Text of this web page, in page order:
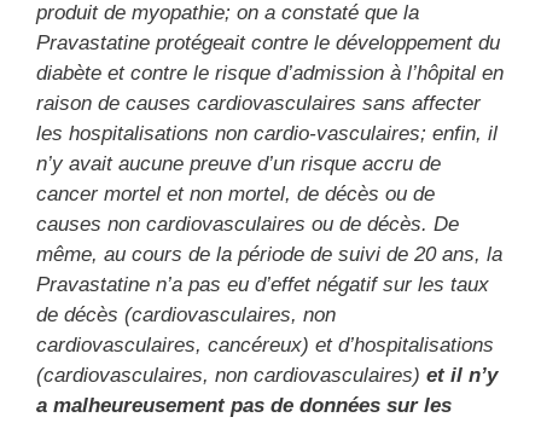
produit de myopathie; on a constaté que la
Pravastatine protégeait contre le développement du
diabète et contre le risque d’admission à l’hôpital en
raison de causes cardiovasculaires sans affecter
les hospitalisations non cardio-vasculaires; enfin, il
n’y avait aucune preuve d’un risque accru de
cancer mortel et non mortel, de décès ou de
causes non cardiovasculaires ou de décès. De
même, au cours de la période de suivi de 20 ans, la
Pravastatine n’a pas eu d’effet négatif sur les taux
de décès (cardiovasculaires, non
cardiovasculaires, cancéreux) et d’hospitalisations
(cardiovasculaires, non cardiovasculaires) et il n’y
a malheureusement pas de données sur les